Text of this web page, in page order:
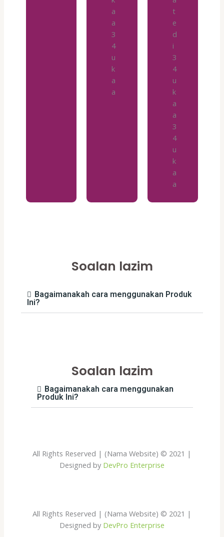
Soalan lazim
Bagaimanakah cara menggunakan Produk
Ini?
Soalan lazim
Bagaimanakah cara menggunakan
Produk Ini?
All Rights Reserved | (Nama Website) © 2021 |
Designed by DevPro Enterprise
All Rights Reserved | (Nama Website) © 2021 |
Designed by DevPro Enterprise